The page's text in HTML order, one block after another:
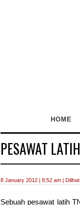
HOME
PESAWAT
8 January 2012 | 8:52 am |
Sebuah pesawat latih